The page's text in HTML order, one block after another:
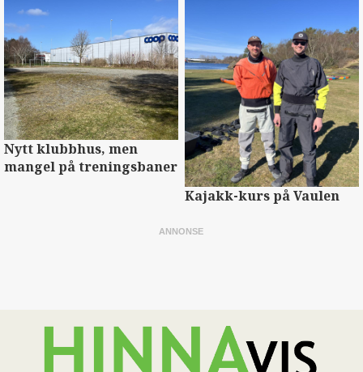
Nytt klubbhus, men
mangel på treningsbaner
Kajakk-kurs på Vaulen